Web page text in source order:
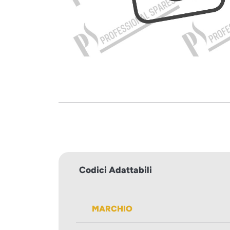
Codici Adattabili
MARCHIO